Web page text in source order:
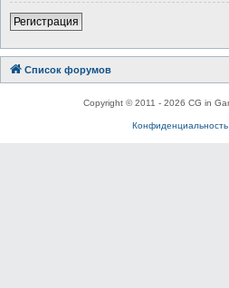
Регистрация
Список форумов
Copyright © 2011 - 2026 CG in
Конфиденциальность